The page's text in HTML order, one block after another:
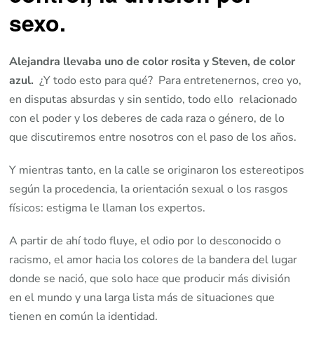
sexo.
Alejandra llevaba uno de color rosita y Steven, de color
azul. ¿Y todo esto para qué? Para entretenernos, creo yo,
en disputas absurdas y sin sentido, todo ello relacionado
con el poder y los deberes de cada raza o género, de lo
que discutiremos entre nosotros con el paso de los años.
Y mientras tanto, en la calle se originaron los estereotipos
según la procedencia, la orientación sexual o los rasgos
físicos: estigma le llaman los expertos.
A partir de ahí todo fluye, el odio por lo desconocido o
racismo, el amor hacia los colores de la bandera del lugar
donde se nació, que solo hace que producir más división
en el mundo y una larga lista más de situaciones que
tienen en común la identidad.